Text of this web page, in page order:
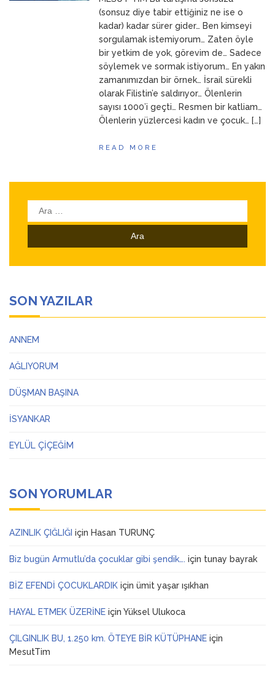
ANNEM(sonsuz diye tabir ettiğiniz ne ise o
kadar) kadar sürer gider… Ben kimseyi
sorgulamak istemiyorum… Zaten öyle
bir yetkim de yok, görevim de… Sadece
söylemek ve sormak istiyorum… En yakın
zamanımızdan bir örnek… İsrail sürekli
olarak Filistin’e saldırıyor… Ölenlerin
sayısı 1000’i geçti… Resmen bir katliam…
Ölenlerin yüzlercesi kadın ve çocuk… […]
READ MORE
Arama:
SON YAZILAR
ANNEM
AĞLIYORUM
DÜŞMAN BAŞINA
İSYANKAR
EYLÜL ÇİÇEĞİM
SON YORUMLAR
AZINLIK ÇIĞLIĞI için Hasan TURUNÇ
Biz bugün Armutlu’da çocuklar gibi şendik…. için tunay bayrak
BİZ EFENDİ ÇOCUKLARDIK için ümit yaşar ışıkhan
HAYAL ETMEK ÜZERİNE için Yüksel Ulukoca
ÇILGINLIK BU, 1.250 km. ÖTEYE BİR KÜTÜPHANE için
MesutTim